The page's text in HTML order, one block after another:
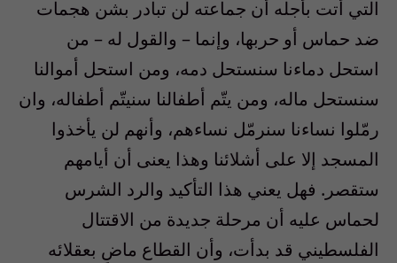
التي أتت بأجله أن جماعته لن تبادر بشن هجمات
ضد حماس أو حربها، وإنما – والقول له – من
استحل دماءنا سنستحل دمه، ومن استحل أموالنا
سنستحل ماله، ومن يتّم أطفالنا سنيتّم أطفاله، وان
رمّلوا نساءنا سنرمّل نساءهم، وأنهم لن يأخذوا
المسجد إلا على أشلائنا وهذا يعنى أن أيامهم
ستقصر. فهل يعني هذا التأكيد والرد الشرس
لحماس عليه أن مرحلة جديدة من الاقتتال
الفلسطيني قد بدأت، وأن القطاع ماضٍ بعقلائه